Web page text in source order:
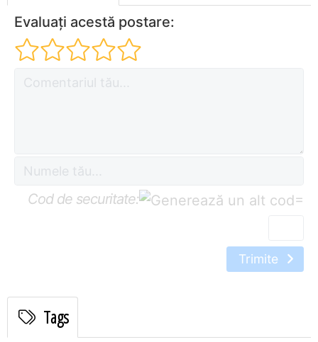
Evaluați acestă postare:
Cod de securitate: =
Trimite
Tags